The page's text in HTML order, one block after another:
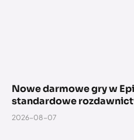
Nowe darmowe gry w
standardowe
2026-08-07